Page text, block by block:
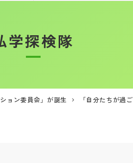
学探検隊
ョン委員会」が誕生
「自分たちが過